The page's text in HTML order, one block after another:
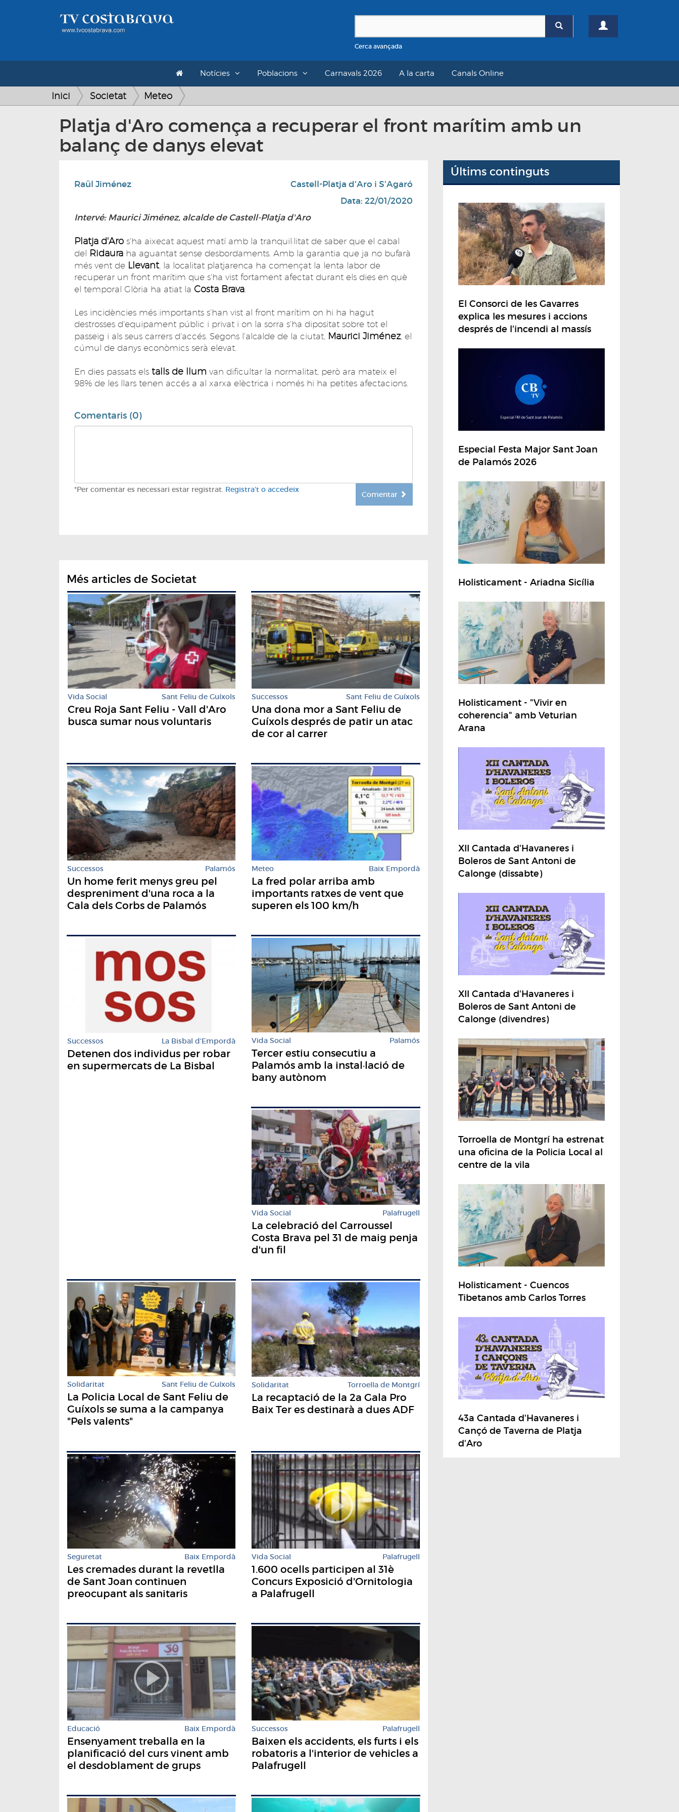
Cerca avançada
Notícies Poblacions Carnavals 2026 A la carta Canals Online
Inici Societat Meteo
Platja d'Aro comença a recuperar el front marítim amb un
balanç de danys elevat
Raül Jiménez
Castell-Platja d'Aro i S'Agaró
Data: 22/01/2020
Intervé: Maurici Jiménez, alcalde de Castell-Platja d'Aro
Platja d'Aro s'ha aixecat aquest matí amb la tranquil·litat de saber que el cabal
del Ridaura ha aguantat sense desbordaments. Amb la garantia que ja no bufarà
més vent de Llevant, la localitat platjarenca ha començat la lenta labor de
recuperar un front marítim que s'ha vist fortament afectat durant els dies en què
el temporal Glòria ha atiat la Costa Brava.
Les incidències més importants s'han vist al front marítim on hi ha hagut
destrosses d'equipament públic i privat i on la sorra s'ha dipositat sobre tot el
passeig i als seus carrers d'accés. Segons l'alcalde de la ciutat, Maurici Jiménez, el
cúmul de danys econòmics serà elevat.
En dies passats els talls de llum van dificultar la normalitat, però ara mateix el
98% de les llars tenen accés a al xarxa elèctrica i només hi ha petites afectacions.
Comentaris (0)
*Per comentar es necessari estar registrat. Registra't o accedeix
Comentar
Més articles de Societat
Vida Social Sant Feliu de Guíxols
Creu Roja Sant Feliu - Vall d'Aro
busca sumar nous voluntaris
Successos Sant Feliu de Guíxols
Una dona mor a Sant Feliu de
Guíxols després de patir un atac
de cor al carrer
Successos Palamós
Un home ferit menys greu pel
despreniment d'una roca a la
Cala dels Corbs de Palamós
Meteo Baix Empordà
La fred polar arriba amb
importants ratxes de vent que
superen els 100 km/h
Successos La Bisbal d'Empordà
Detenen dos individus per robar
en supermercats de La Bisbal
Vida Social Palamós
Tercer estiu consecutiu a
Palamós amb la instal·lació de
bany autònom
Vida Social Palafrugell
La celebració del Carroussel
Costa Brava pel 31 de maig penja
d'un fil
Solidaritat Sant Feliu de Guíxols
La Policia Local de Sant Feliu de
Guíxols se suma a la campanya
"Pels valents"
Solidaritat Torroella de Montgrí
La recaptació de la 2a Gala Pro
Baix Ter es destinarà a dues ADF
Seguretat Baix Empordà
Les cremades durant la revetlla
de Sant Joan continuen
preocupant als sanitaris
Vida Social Palafrugell
1.600 ocells participen al 31è
Concurs Exposició d'Ornitologia
a Palafrugell
Educació Baix Empordà
Ensenyament treballa en la
planificació del curs vinent amb
el desdoblament de grups
Successos Palafrugell
Baixen els accidents, els furts i els
robatoris a l'interior de vehicles a
Palafrugell
Últims continguts
El Consorci de les Gavarres
explica les mesures i accions
després de l'incendi al massís
Especial Festa Major Sant Joan
de Palamós 2026
Holisticament - Ariadna Sicília
Holisticament - "Vivir en
coherencia" amb Veturian
Arana
XII Cantada d'Havaneres i
Boleros de Sant Antoni de
Calonge (dissabte)
XII Cantada d'Havaneres i
Boleros de Sant Antoni de
Calonge (divendres)
Torroella de Montgrí ha estrenat
una oficina de la Policia Local al
centre de la vila
Holisticament - Cuencos
Tibetanos amb Carlos Torres
43a Cantada d'Havaneres i
Cançó de Taverna de Platja
d'Aro